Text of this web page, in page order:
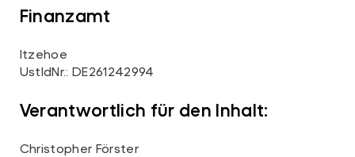
Finanzamt
Itzehoe
UstIdNr.: DE261242994
Verantwortlich für den Inhalt:
Christopher Förster